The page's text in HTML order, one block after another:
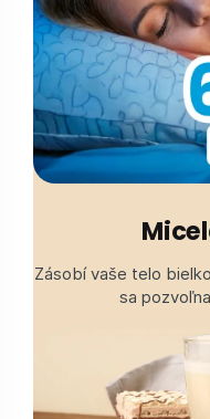
Zásobí vaše telo
sa